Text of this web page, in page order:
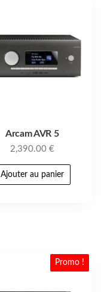
Arcam AVR 5
2,390.00 €
Ajouter au panier
Promo !